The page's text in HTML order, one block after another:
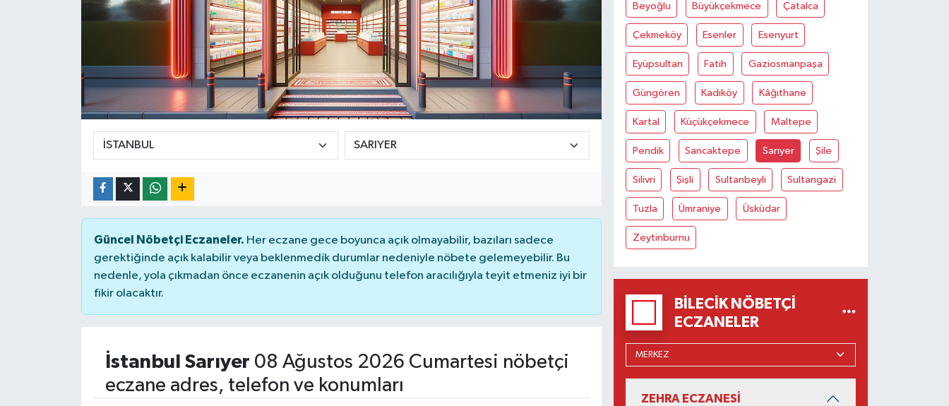
Güncel Nöbetçi Eczaneler. Her eczane gece boyunca açık olmayabilir, bazıları sadece
gerektiğinde açık kalabilir veya beklenmedik durumlar nedeniyle nöbete gelemeyebilir. Bu
nedenle, yola çıkmadan önce eczanenin açık olduğunu telefon aracılığıyla teyit etmeniz iyi bir
fikir olacaktır.
İstanbul Sarıyer 08 Ağustos 2026 Cumartesi nöbetçi
eczane adres, telefon ve konumları
Beyoğlu Büyükçekmece Çatalca
Çekmeköy Esenler Esenyurt
Eyüpsultan Fatih Gaziosmanpaşa
Güngören Kadıköy Kâğıthane
Kartal Küçükçekmece Maltepe
Pendik Sancaktepe Sarıyer Şile
Silivri Şişli Sultanbeyli Sultangazi
Tuzla Ümraniye Üsküdar
Zeytinburnu
BILECIK NÖBETÇI
ECZANELER
ZEHRA ECZANESİ